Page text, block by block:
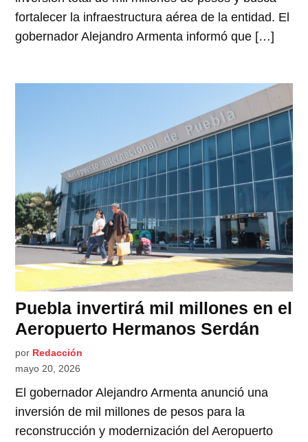
fortalecer la infraestructura aérea de la entidad. El
gobernador Alejandro Armenta informó que […]
Puebla invertirá mil millones en el
Aeropuerto Hermanos Serdán
por Redacción
mayo 20, 2026
El gobernador Alejandro Armenta anunció una
inversión de mil millones de pesos para la
reconstrucción y modernización del Aeropuerto